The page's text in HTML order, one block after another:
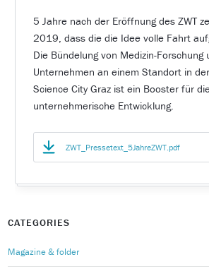
5 Jahre nach der Eröffnung des ZWT
2019, dass die die Idee volle Fahrt
Die Bündelung von Medizin-Forschung
Unternehmen an einem Standort in
Science City Graz ist ein Booster für
unternehmerische Entwicklung.
ZWT_Pressetext_5JahreZWT.pdf
CATEGORIES
Magazine & folder